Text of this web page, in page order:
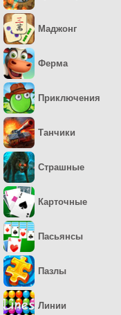
Маджонг
Ферма
Приключения
Танчики
Страшные
Карточные
Пасьянсы
Пазлы
Линии